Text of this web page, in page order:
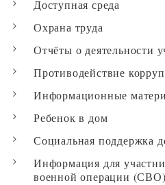
Доступная среда
Охрана труда
Отчёты о деятельности
Противодействие
Информационные
Ребенок в дом
Социальная поддержка
Информация для
военной операции